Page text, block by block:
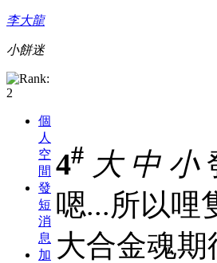
李大龍
小餅迷
個
人
空
間
發
短
消
息
加
4# 大 中 小
嗯...所以哩
大合金魂